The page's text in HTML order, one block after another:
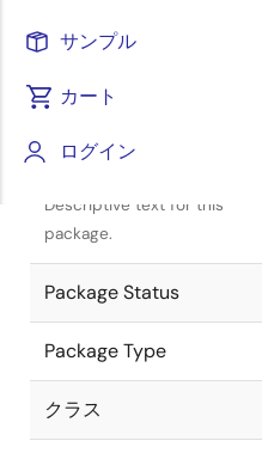
サンプル
カート
ログイン
Descriptive text for this
package.
Package Status
Package Type
クラス